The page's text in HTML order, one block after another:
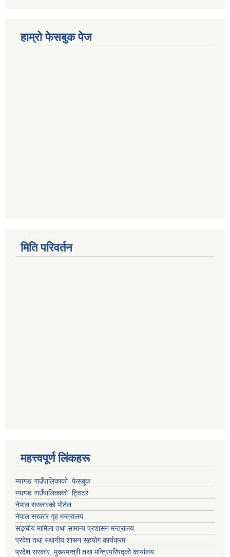
हाम्रो फेसबुक पेज
मिति परिवर्तन
महत्त्वपूर्ण लिंकहरू
म्यागङ गाउँपालिकाको फेसबुक
म्यागङ गाउँपालिकाको ट्विटर
नेपाल सरकारको पोर्टल
नेपाल सरकार गृह मन्त्रालय
सङ्घीय मामिला तथा सामान्य प्रशासन मन्त्रालय
प्रदेश तथा स्थानीय शासन सहयोग कार्यक्रम
प्रदेश सरकार, मुख्यमन्त्री तथा मन्त्रिपरिषद्को कार्यालय